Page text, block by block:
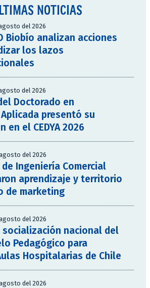
NOTICIAS
del 2026
Biobío analizan acciones
los lazos
del 2026
Doctorado en
presentó su
en el CEDYA 2026
del 2026
Ingeniería Comercial
aprendizaje y territorio
de marketing
del 2026
socialización nacional del
Pedagógico para
Hospitalarias de Chile
del 2026